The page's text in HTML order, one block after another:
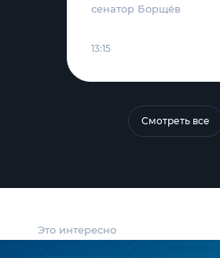
Это интересно
сенатор Борщёв
13:15
Смотреть все